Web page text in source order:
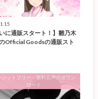
いに通販スタート！】雛乃木
Official Goodsの通販スト
ジットフリー・無料音声のダウン
ロード